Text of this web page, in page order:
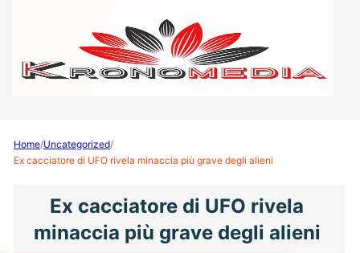
Home/Uncategorized/
Ex cacciatore di UFO rivela minaccia più grave degli alieni
Ex cacciatore di UFO rivela
minaccia più grave degli alieni